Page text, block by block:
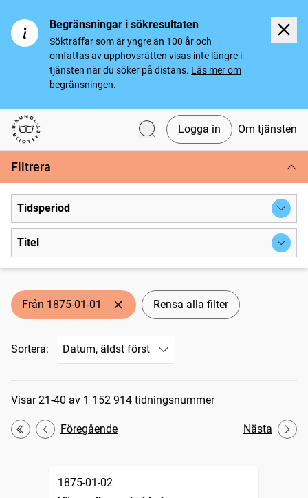
Begränsningar i sökresultaten
Sökträffar som är yngre än 100 år och
omfattas av upphovsrätten visas inte längre i
tjänsten när du söker på distans. Läs mer om
begränsningen.
Svenska tidningar
Logga in Om tjänsten
Filtrera
Tidsperiod
Titel
Från 1875-01-01 Rensa alla filter
Sortera:
Sökresultat
Visar 21-40 av 1 152 914 tidningsnummer
Första
Föregående Nästa
1875-01-02